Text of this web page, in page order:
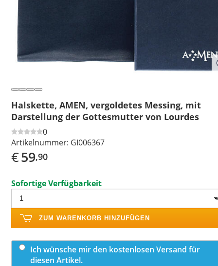
Halskette, AMEN, vergoldetes Messing, mit
Darstellung der Gottesmutter von Lourdes
0
Artikelnummer: GI006367
€59,90
Sofortige Verfügbarkeit
ZUM WARENKORB HINZUFÜGEN
Ich wünsche mir den kostenlosen Versand für
diesen Artikel.